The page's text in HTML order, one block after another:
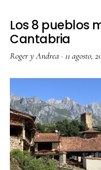
Los 8 pueblos
Cantabria
Roger y Andrea · 11 agosto,